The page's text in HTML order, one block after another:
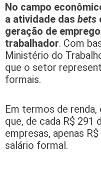
No campo
a atividade das bets
geração de
trabalhador. Com
Ministério do
que o setor
formais.
Em termos de
que, de cada R$ 291
empresas, apenas
salário formal.